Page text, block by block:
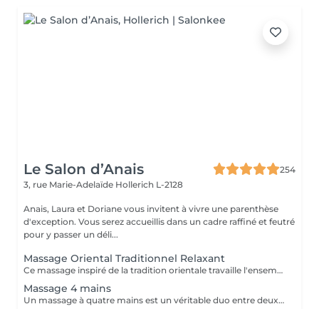
Le Salon d’Anais
254
3, rue Marie-Adelaïde Hollerich L-2128
Anais, Laura et Doriane vous invitent à vivre une parenthèse
d'exception. Vous serez accueillis dans un cadre raffiné et feutré
pour y passer un déli...
Massage Oriental Traditionnel Relaxant
Ce massage inspiré de la tradition orientale travaille l'ensemble du corps avec de l'huile d'argon chauffée et délicatement parfumée. Les mains expertes de la praticienne insistent sur les points de tensions pour éliminer toxines et douleurs musculaire, et vous procurer un état de bien-être.
Massage 4 mains
Un massage à quatre mains est un véritable duo entre deux praticiens, les mêmes régions sont massées simultanément : Ils travaillent en harmonie et en synergie totale sur les mêmes zones du corps au même moment, et en synchronisant leurs mouvements de façon très précise.